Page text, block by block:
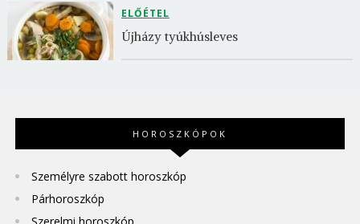
ELŐÉTEL
Újházy tyúkhúsleves
HOROSZKÓPOK
Személyre szabott horoszkóp
Párhoroszkóp